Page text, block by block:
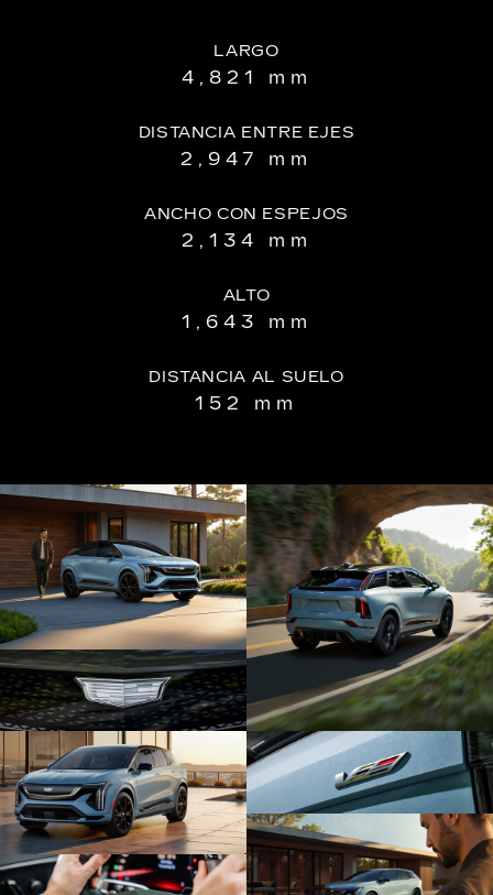
LARGO
4,821 mm
DISTANCIA ENTRE EJES
2,947 mm
ANCHO CON ESPEJOS
2,134 mm
ALTO
1,643 mm
DISTANCIA AL SUELO
152 mm